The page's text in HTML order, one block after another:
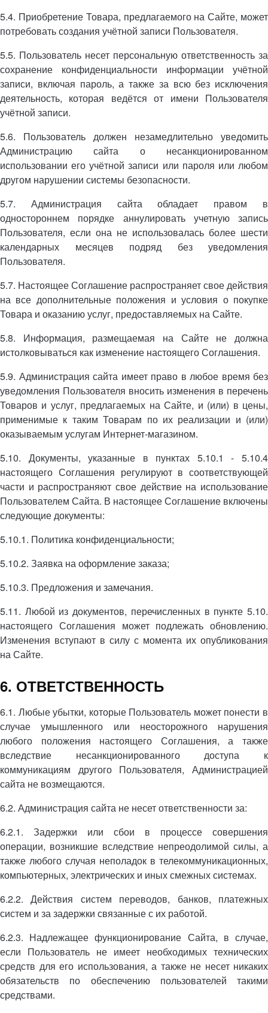
5.4. Приобретение Товара, предлагаемого на Сайте, может
потребовать создания учётной записи Пользователя.
5.5. Пользователь несет персональную ответственность за
сохранение конфиденциальности информации учётной
записи, включая пароль, а также за всю без исключения
деятельность, которая ведётся от имени Пользователя
учётной записи.
5.6. Пользователь должен незамедлительно уведомить
Администрацию сайта о несанкционированном
использовании его учётной записи или пароля или любом
другом нарушении системы безопасности.
5.7. Администрация сайта обладает правом в
одностороннем порядке аннулировать учетную запись
Пользователя, если она не использовалась более шести
календарных месяцев подряд без уведомления
Пользователя.
5.7. Настоящее Соглашение распространяет свое действия
на все дополнительные положения и условия о покупке
Товара и оказанию услуг, предоставляемых на Сайте.
5.8. Информация, размещаемая на Сайте не должна
истолковываться как изменение настоящего Соглашения.
5.9. Администрация сайта имеет право в любое время без
уведомления Пользователя вносить изменения в перечень
Товаров и услуг, предлагаемых на Сайте, и (или) в цены,
применимые к таким Товарам по их реализации и (или)
оказываемым услугам Интернет-магазином.
5.10. Документы, указанные в пунктах 5.10.1 - 5.10.4
настоящего Соглашения регулируют в соответствующей
части и распространяют свое действие на использование
Пользователем Сайта. В настоящее Соглашение включены
следующие документы:
5.10.1. Политика конфиденциальности;
5.10.2. Заявка на оформление заказа;
5.10.3. Предложения и замечания.
5.11. Любой из документов, перечисленных в пункте 5.10.
настоящего Соглашения может подлежать обновлению.
Изменения вступают в силу с момента их опубликования
на Сайте.
6. ОТВЕТСТВЕННОСТЬ
6.1. Любые убытки, которые Пользователь может понести в
случае умышленного или неосторожного нарушения
любого положения настоящего Соглашения, а также
вследствие несанкционированного доступа к
коммуникациям другого Пользователя, Администрацией
сайта не возмещаются.
6.2. Администрация сайта не несет ответственности за:
6.2.1. Задержки или сбои в процессе совершения
операции, возникшие вследствие непреодолимой силы, а
также любого случая неполадок в телекоммуникационных,
компьютерных, электрических и иных смежных системах.
6.2.2. Действия систем переводов, банков, платежных
систем и за задержки связанные с их работой.
6.2.3. Надлежащее функционирование Сайта, в случае,
если Пользователь не имеет необходимых технических
средств для его использования, а также не несет никаких
обязательств по обеспечению пользователей такими
средствами.